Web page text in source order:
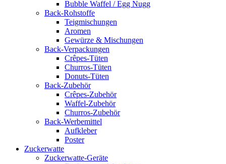
Bubble Waffel / Egg Nugg
Back-Rohstoffe
Teigmischungen
Aromen
Gewürze & Mischungen
Back-Verpackungen
Crêpes-Tüten
Churros-Tüten
Donuts-Tüten
Back-Zubehör
Crêpes-Zubehör
Waffel-Zubehör
Churros-Zubehör
Back-Werbemittel
Aufkleber
Poster
Zucker­watte
Zuckerwatte-Geräte